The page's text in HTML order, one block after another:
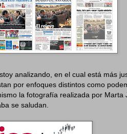
analizando, en el cual está más
por enfoques distintos como
la fotografía realizada por Marta
se saludan.